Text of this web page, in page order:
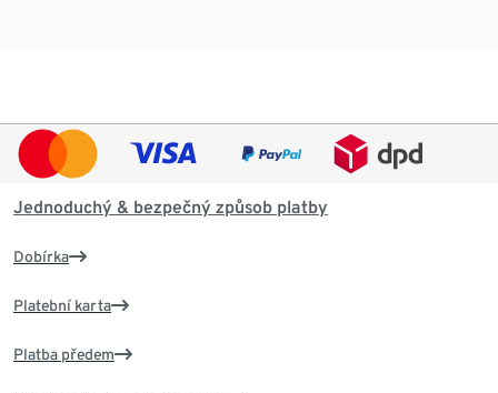
Jednoduchý & bezpečný způsob platby
Dobírka
Platební karta
Platba předem